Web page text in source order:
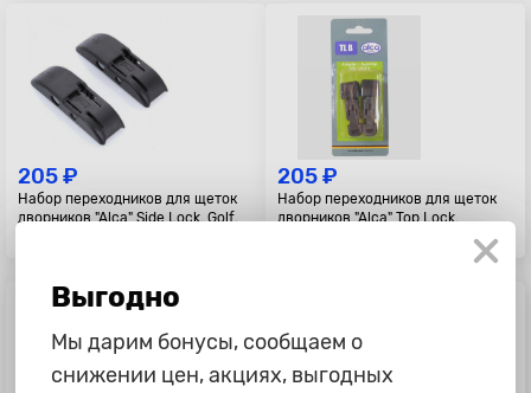
205 ₽
Набор переходников для щеток
дворников "Alсa" Side Lock, Golf,
205 ₽
Набор переходников для щеток
дворников "Alca" Top Lock,
Выгодно
Мы дарим бонусы, сообщаем о
снижении цен, акциях, выгодных